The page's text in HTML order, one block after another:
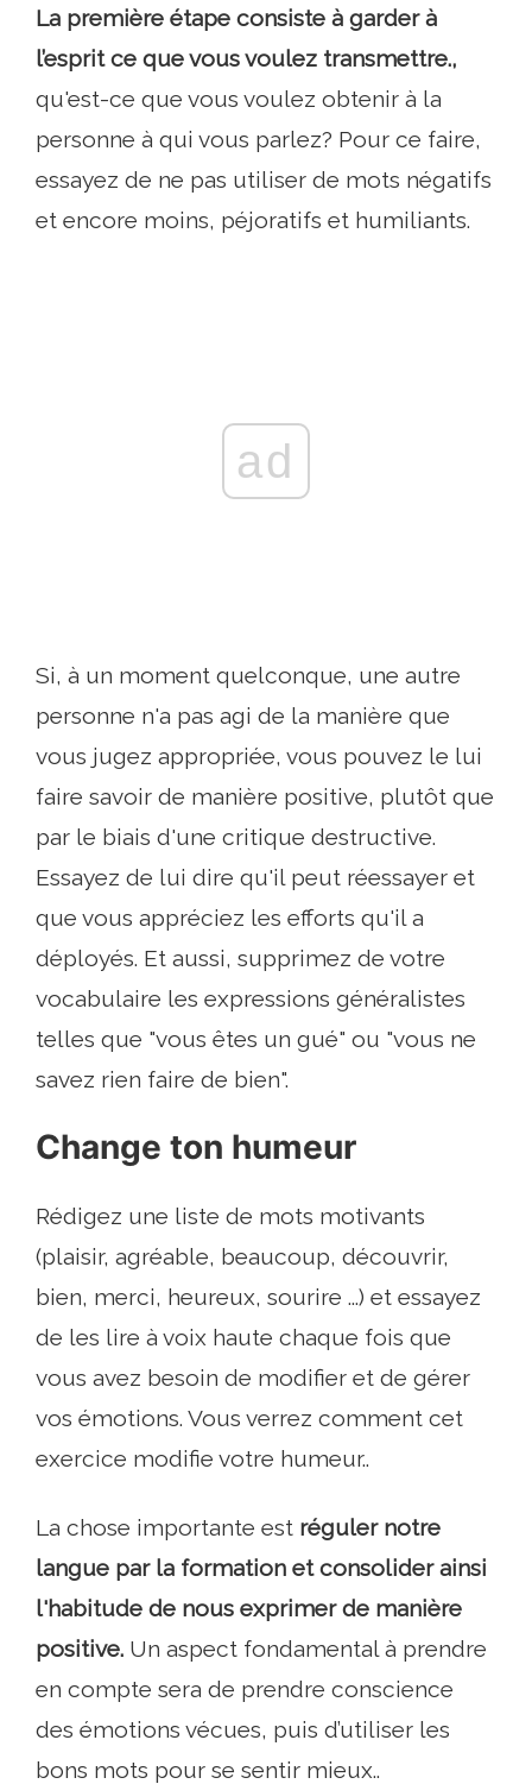
La première étape consiste à garder à
l’esprit ce que vous voulez transmettre.,
qu'est-ce que vous voulez obtenir à la
personne à qui vous parlez? Pour ce faire,
essayez de ne pas utiliser de mots négatifs
et encore moins, péjoratifs et humiliants.
ad
Si, à un moment quelconque, une autre
personne n'a pas agi de la manière que
vous jugez appropriée, vous pouvez le lui
faire savoir de manière positive, plutôt que
par le biais d'une critique destructive.
Essayez de lui dire qu'il peut réessayer et
que vous appréciez les efforts qu'il a
déployés. Et aussi, supprimez de votre
vocabulaire les expressions généralistes
telles que "vous êtes un gué" ou "vous ne
savez rien faire de bien".
Change ton humeur
Rédigez une liste de mots motivants
(plaisir, agréable, beaucoup, découvrir,
bien, merci, heureux, sourire ...) et essayez
de les lire à voix haute chaque fois que
vous avez besoin de modifier et de gérer
vos émotions. Vous verrez comment cet
exercice modifie votre humeur..
La chose importante est réguler notre
langue par la formation et consolider ainsi
l'habitude de nous exprimer de manière
positive. Un aspect fondamental à prendre
en compte sera de prendre conscience
des émotions vécues, puis d’utiliser les
bons mots pour se sentir mieux..